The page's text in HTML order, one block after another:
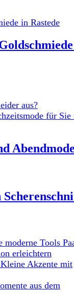
in Rastede
aus?
für Sie
Tools
erleichtern
Akzente mit
aus dem